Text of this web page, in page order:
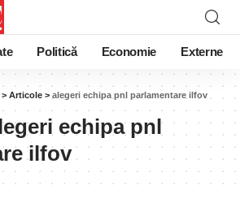
Politică Economie Externe
> Articole > alegeri echipa pnl parlamentare ilfov
echipa pnl
ilfov